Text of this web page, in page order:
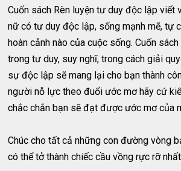
Cuốn sách Rèn luyện tư duy độc lập viết
nữ có tư duy độc lập, sống mạnh mẽ, tự
hoàn cảnh nào của cuộc sống. Cuốn
trong tư duy, suy nghĩ, trong cách giải
sự độc lập sẽ mang lại cho bạn thành
người nỗ lực theo đuổi ước mơ hãy cứ
chắc chắn bạn sẽ đạt được ước mơ của
Chúc cho tất cả những con đường vòng
có thể tở thành chiếc cầu vồng rực rỡ